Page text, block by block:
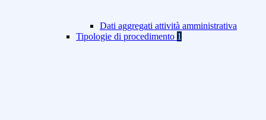
Dati aggregati attività amministrativa
Tipologie di procedimento 1